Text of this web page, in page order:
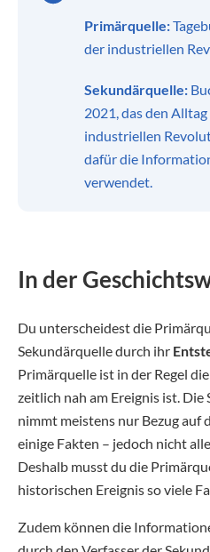
Primärquelle:
der industriellen
Sekundärquelle:
2021, das den
industriellen
dafür die
verwendet.
In der
Du unterscheidest die
Sekundärquelle durch ihr
Primärquelle ist in der Regel
zeitlich nah am Ereignis ist. Die
nimmt meistens nur Bezug auf
einige Fakten – jedoch nicht
Deshalb musst du die
historischen Ereignis so viele
Zudem können die